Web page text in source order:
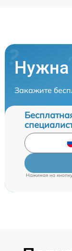
Нужна
Закажите
Нажимая на